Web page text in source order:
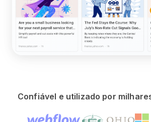
Confiável e utilizado por